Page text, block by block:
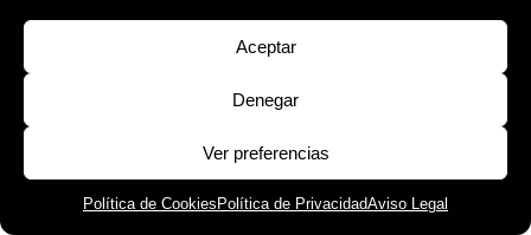
Aceptar
Denegar
Ver preferencias
Política de Cookies Política de PrivacidadAviso Legal